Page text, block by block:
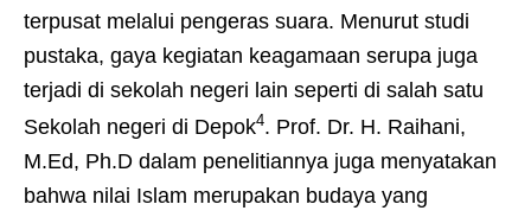
terpusat melalui pengeras suara. Menurut studi
pustaka, gaya kegiatan keagamaan serupa juga
terjadi di sekolah negeri lain seperti di salah satu
Sekolah negeri di Depok4. Prof. Dr. H. Raihani,
M.Ed, Ph.D dalam penelitiannya juga menyatakan
bahwa nilai Islam merupakan budaya yang